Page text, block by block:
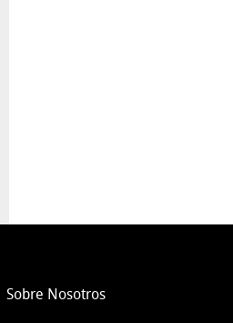
Sobre Nosotros